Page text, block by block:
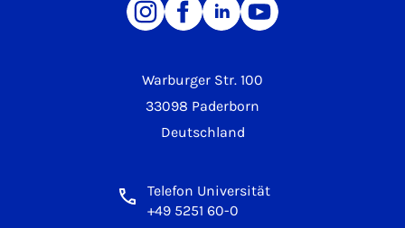
Warburger Str. 100
33098 Paderborn
Deutschland
Telefon Universität
+49 5251 60-0